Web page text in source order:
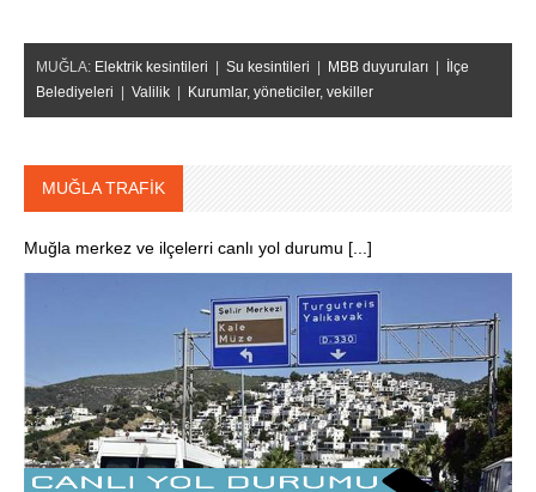
MUĞLA: Elektrik kesintileri Su kesintileri MBB duyuruları
İlçe
Belediyeleri
Valilik Kurumlar, yöneticiler, vekiller
MUĞLA TRAFİK
Muğla merkez ve ilçelerri canlı yol durumu [...]